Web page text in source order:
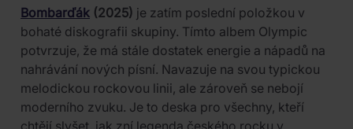
Bombarďák (2025) je zatím poslední položkou v
bohaté diskografii skupiny. Tímto albem Olympic
potvrzuje, že má stále dostatek energie a nápadů na
nahrávání nových písní. Navazuje na svou typickou
melodickou rockovou linii, ale zároveň se nebojí
moderního zvuku. Je to deska pro všechny, kteří
chtějí slyšet, jak zní legenda českého rocku v